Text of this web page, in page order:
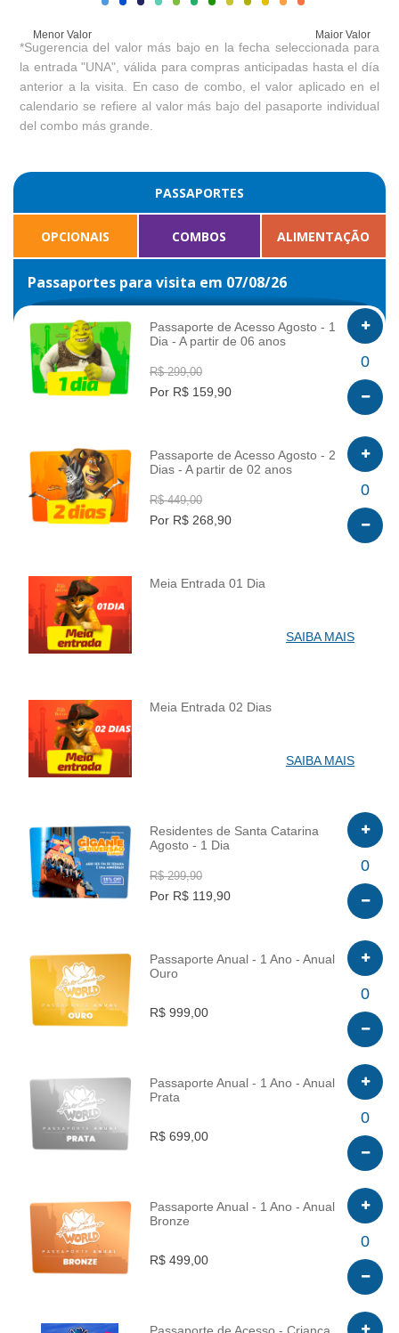
Menor Valor Maior Valor
*Sugerencia del valor más bajo en la fecha seleccionada para
la entrada "UNA", válida para compras anticipadas hasta el día
anterior a la visita. En caso de combo, el valor aplicado en el
calendario se refiere al valor más bajo del pasaporte individual
del combo más grande.
PASSAPORTES
OPCIONAIS COMBOS ALIMENTAÇÃO
Passaportes para visita em 07/08/26
INFO
Passaporte de Acesso Agosto - 1
Dia - A partir de 06 anos
R$ 299,00
Por R$ 159,90
0
INFO
Passaporte de Acesso Agosto - 2
Dias - A partir de 02 anos
R$ 449,00
Por R$ 268,90
0
INFO
Meia Entrada 01 Dia
SAIBA MAIS
INFO
Meia Entrada 02 Dias
SAIBA MAIS
INFO
Residentes de Santa Catarina
Agosto - 1 Dia
R$ 299,90
Por R$ 119,90
0
INFO
Passaporte Anual - 1 Ano - Anual
Ouro
R$ 999,00
0
INFO
Passaporte Anual - 1 Ano - Anual
Prata
R$ 699,00
0
INFO
Passaporte Anual - 1 Ano - Anual
Bronze
R$ 499,00
0